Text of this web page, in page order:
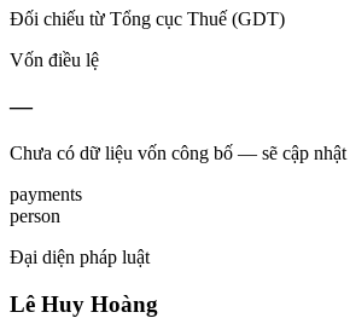
Đối chiếu từ Tổng cục Thuế (GDT)
Vốn điều lệ
—
Chưa có dữ liệu vốn công bố — sẽ cập
payments
person
Đại diện pháp luật
Lê Huy Hoàng